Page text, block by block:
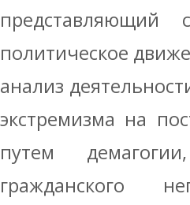
представляющий
политическое
анализ
экстремизма на
путем
гражданского